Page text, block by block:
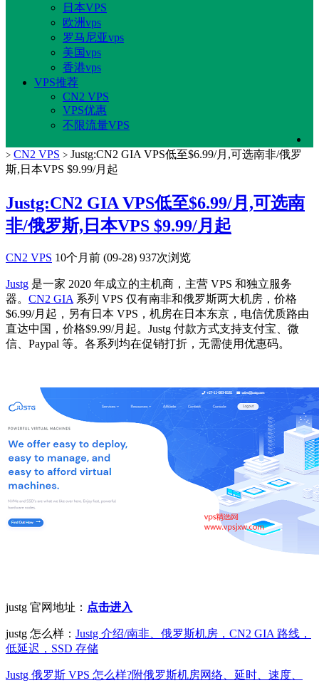
日本VPS
欧洲vps
罗马尼亚vps
美国vps
香港vps
VPS推荐
CN2 VPS
VPS优惠
不限流量VPS
> CN2 VPS > Justg:CN2 GIA VPS低至$6.99/月,可选南非/俄罗
斯,日本VPS $9.99/月起
Justg:CN2 GIA VPS低至$6.99/月,可选南
非/俄罗斯,日本VPS $9.99/月起
CN2 VPS 10个月前 (09-28) 937次浏览
Justg 是一家 2020 年成立的主机商，主营 VPS 和独立服务
器。 CN2 GIA系列 VPS 仅有南非和俄罗斯两大机房，价格
$6.99/月起，另有日本 VPS，机房在日本东京，电信优质路由
直达中国，价格$9.99/月起。Justg 付款方式支持支付宝、微
信、Paypal 等。各系列均在促销打折，无需使用优惠码。
justg 官网地址： 点击进入
justg 怎么样： Justg 介绍/南非、俄罗斯机房，CN2 GIA 路线，
低延迟，SSD 存储
Justg 俄罗斯 VPS 怎么样?附俄罗斯机房网络、延时、速度、